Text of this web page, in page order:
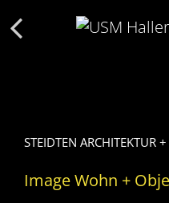
STEIDTEN ARCHITEKTUR
Image Wohn +